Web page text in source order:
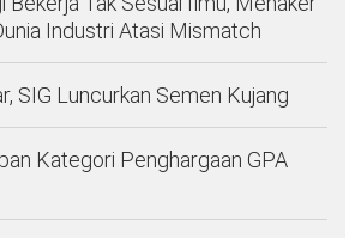
Industri Atasi Mismatch
SIG Luncurkan Semen Kujang
Kategori Penghargaan GPA